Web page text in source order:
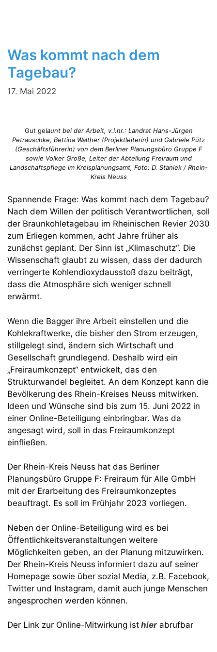
Was kommt nach dem
Tagebau?
17. Mai 2022
Gut gelaunt bei der Arbeit, v.l.nr.: Landrat Hans-Jürgen
Petrauschke, Bettina Walther (Projektleiterin) und Gabriele Pütz
(Geschäftsführerin) von dem Berliner Planungsbüro Gruppe F
sowie Volker Große, Leiter der Abteilung Freiraum und
Landschaftspflege im Kreisplanungsamt, Foto: D. Staniek / Rhein-
Kreis Neuss
Spannende Frage: Was kommt nach dem Tagebau?
Nach dem Willen der politisch Verantwortlichen, soll
der Braunkohletagebau im Rheinischen Revier 2030
zum Erliegen kommen, acht Jahre früher als
zunächst geplant. Der Sinn ist „Klimaschutz“. Die
Wissenschaft glaubt zu wissen, dass der dadurch
verringerte Kohlendioxydausstoß dazu beiträgt,
dass die Atmosphäre sich weniger schnell
erwärmt.
Wenn die Bagger ihre Arbeit einstellen und die
Kohlekraftwerke, die bisher den Strom erzeugen,
stillgelegt sind, ändern sich Wirtschaft und
Gesellschaft grundlegend. Deshalb wird ein
„Freiraumkonzept“ entwickelt, das den
Strukturwandel begleitet. An dem Konzept kann die
Bevölkerung des Rhein-Kreises Neuss mitwirken.
Ideen und Wünsche sind bis zum 15. Juni 2022 in
einer Online-Beteiligung einbringbar. Was da
angesagt wird, soll in das Freiraumkonzept
einfließen.
Der Rhein-Kreis Neuss hat das Berliner
Planungsbüro Gruppe F: Freiraum für Alle GmbH
mit der Erarbeitung des Freiraumkonzeptes
beauftragt. Es soll im Frühjahr 2023 vorliegen.
Neben der Online-Beteiligung wird es bei
Öffentlichkeitsveranstaltungen weitere
Möglichkeiten geben, an der Planung mitzuwirken.
Der Rhein-Kreis Neuss informiert dazu auf seiner
Homepage sowie über sozial Media, z.B. Facebook,
Twitter und Instagram, damit auch junge Menschen
angesprochen werden können.
Der Link zur Online-Mitwirkung ist hierabrufbar